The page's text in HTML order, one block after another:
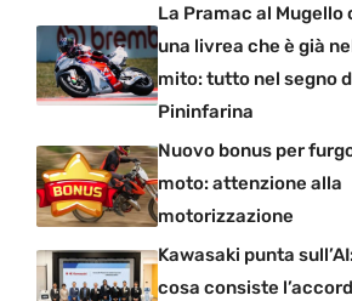
La Pramac al Mugello
una livrea che è già
mito: tutto nel segno
Pininfarina
Nuovo bonus per
moto: attenzione alla
motorizzazione
Kawasaki punta
cosa consiste